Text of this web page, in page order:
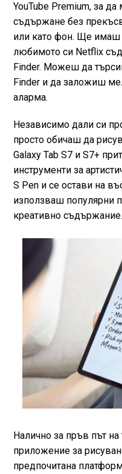
YouTube Premium, за
съдържане без
или като фон. Ще имаш
любимото си Netflix
Finder. Можеш да
Finder и да заложиш
аларма.
Независимо дали си
просто обичаш да
Galaxy Tab S7 и S7+
инструменти за
S Pen и се остави на
използваш популярни
креативно съдържание.
Налично за пръв път на
приложение за
предпочитана